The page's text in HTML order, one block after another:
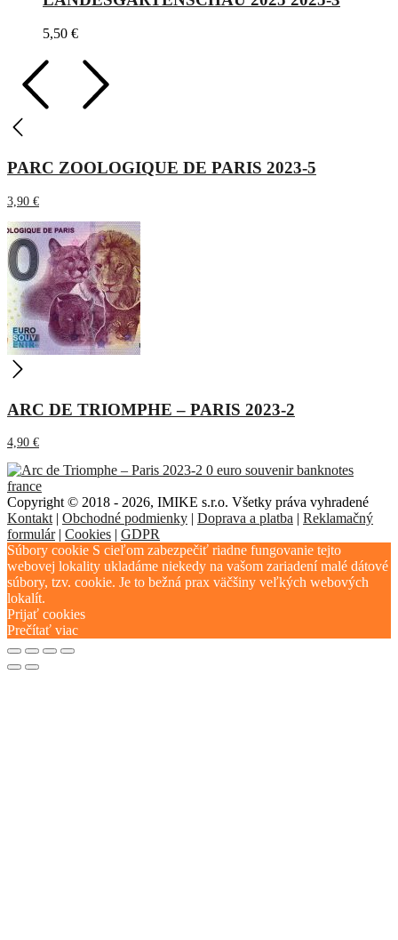
5,50 €
PARC ZOOLOGIQUE DE PARIS 2023-5
3,90 €
ARC DE TRIOMPHE – PARIS 2023-2
4,90 €
Copyright © 2018 - 2026, IMIKE s.r.o. Všetky práva vyhradené
Kontakt | Obchodné podmienky | Doprava a platba | Reklamačný
formulár| Cookies | GDPR
Súbory cookie S cieľom zabezpečiť riadne fungovanie tejto
webovej lokality ukladáme niekedy na vašom zariadení malé dátové
súbory, tzv. cookie. Je to bežná prax väčšiny veľkých webových
lokalít.
Prijať cookies
Prečítať viac